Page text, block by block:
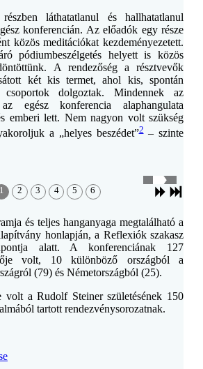
láthatatlanul és hallhatatlanul
konferencián. Az előadók egy része
közös meditációkat kezdeményezetett.
pódiumbeszélgetés helyett is közös
A rendezőség a résztvevők
két kis termet, ahol kis, spontán
csoportok dolgoztak. Mindennek az
az egész konferencia alaphangulata
emberi lett. Nem nagyon volt szükség
a „helyes beszédet”2– szinte
1 2 3 4 5 6
és teljes hanganyaga megtalálható a
honlapján, a Reflexiók szakasz
alatt. A konferenciának 127
volt, 10 különböző országból a
(79) és Németországból (25).
volt a Rudolf Steiner születésének 150
tartott rendezvénysorozatnak.